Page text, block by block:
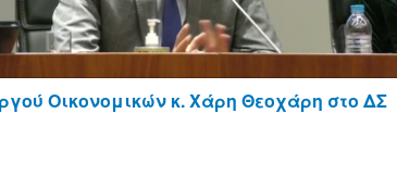
Οικονομικών κ. Χάρη Θεοχάρη στο ΔΣ